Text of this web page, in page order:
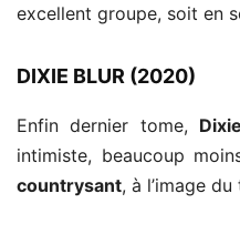
excellent groupe, soit en
DIXIE BLUR (2020)
Enfin dernier tome,
intimiste, beaucoup
countrysant, à l’image